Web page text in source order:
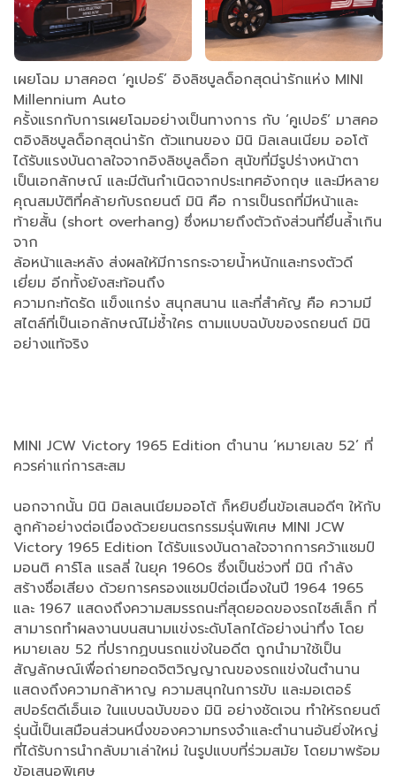
เผยโฉม มาสคอต ‘คูเปอร์’ อิงลิชบูลด็อกสุดน่ารักแห่ง MINI
Millennium Auto
ครั้งแรกกับการเผยโฉมอย่างเป็นทางการ กับ ‘คูเปอร์’ มาสคอ
ตอิงลิชบูลด็อกสุดน่ารัก ตัวแทนของ มินิ มิลเลนเนียม ออโต้
ได้รับแรงบันดาลใจจากอิงลิชบูลด็อก สุนัขที่มีรูปร่างหน้าตา
เป็นเอกลักษณ์ และมีต้นกำเนิดจากประเทศอังกฤษ และมีหลาย
คุณสมบัติที่คล้ายกับรถยนต์ มินิ คือ การเป็นรถที่มีหน้าและ
ท้ายสั้น (short overhang) ซึ่งหมายถึงตัวถังส่วนที่ยื่นล้ำเกิน
จาก
ล้อหน้าและหลัง ส่งผลให้มีการกระจายน้ำหนักและทรงตัวดี
เยี่ยม อีกทั้งยังสะท้อนถึง
ความกะทัดรัด แข็งแกร่ง สนุกสนาน และที่สำคัญ คือ ความมี
สไตล์ที่เป็นเอกลักษณ์ไม่ซ้ำใคร ตามแบบฉบับของรถยนต์ มินิ
อย่างแท้จริง
MINI JCW Victory 1965 Edition ตำนาน ‘หมายเลข 52’ ที่
ควรค่าแก่การสะสม
นอกจากนั้น มินิ มิลเลนเนียมออโต้ ก็หยิบยื่นข้อเสนอดีๆ ให้กับ
ลูกค้าอย่างต่อเนื่องด้วยยนตรกรรมรุ่นพิเศษ MINI JCW
Victory 1965 Edition ได้รับแรงบันดาลใจจากการคว้าแชมป์
มอนติ คาร์โล แรลลี่ ในยุค 1960s ซึ่งเป็นช่วงที่ มินิ กำลัง
สร้างชื่อเสียง ด้วยการครองแชมป์ต่อเนื่องในปี 1964 1965
และ 1967 แสดงถึงความสมรรถนะที่สุดยอดของรถไซส์เล็ก ที่
สามารถทำผลงานบนสนามแข่งระดับโลกได้อย่างน่าทึ่ง โดย
หมายเลข 52 ที่ปรากฏบนรถแข่งในอดีต ถูกนำมาใช้เป็น
สัญลักษณ์เพื่อถ่ายทอดจิตวิญญาณของรถแข่งในตำนาน
แสดงถึงความกล้าหาญ ความสนุกในการขับ และมอเตอร์
สปอร์ตดีเอ็นเอ ในแบบฉบับของ มินิ อย่างชัดเจน ทำให้รถยนต์
รุ่นนี้เป็นเสมือนส่วนหนึ่งของความทรงจำและตำนานอันยิ่งใหญ่
ที่ได้รับการนำกลับมาเล่าใหม่ ในรูปแบบที่ร่วมสมัย โดยมาพร้อม
ข้อเสนอพิเศษ